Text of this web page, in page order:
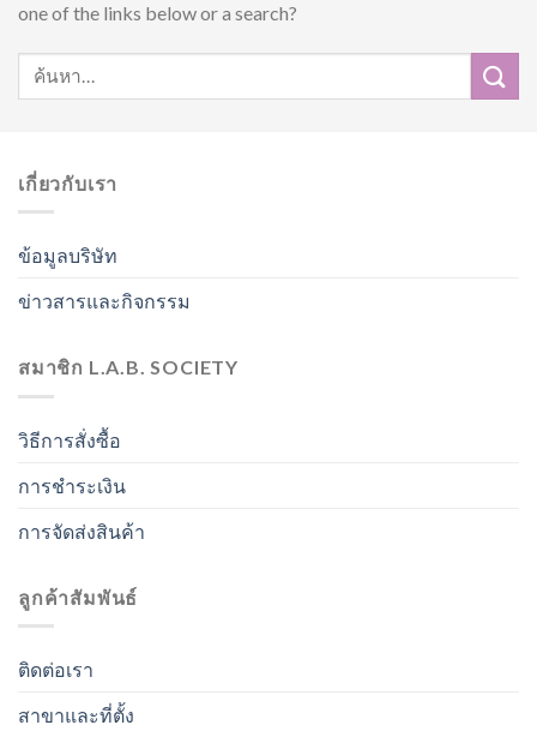
one of the links below or a search?
เกี่ยวกับเรา
ข้อมูลบริษัท
ข่าวสารและกิจกรรม
สมาชิก L.A.B. SOCIETY
วิธีการสั่งซื้อ
การชำระเงิน
การจัดส่งสินค้า
ลูกค้าสัมพันธ์
ติดต่อเรา
สาขาและที่ตั้ง